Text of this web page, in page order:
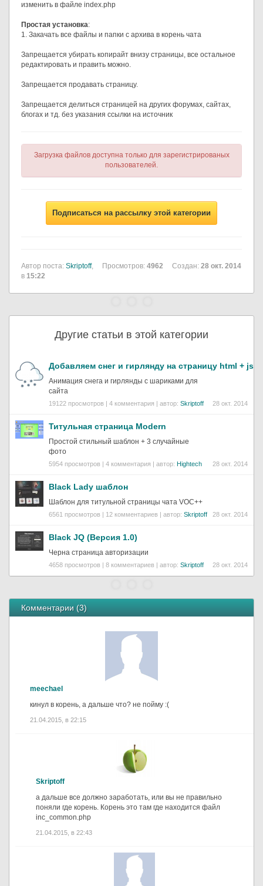
изменить в файле index.php
Простая установка:
1. Закачать все файлы и папки с архива в корень чата
Запрещается убирать копирайт внизу страницы, все остальное
редактировать и править можно.
Запрещается продавать страницу.
Запрещается делиться страницей на других форумах, сайтах,
блогах и тд. без указания ссылки на иcточник
Загрузка файлов доступна только для зарегистрированых
пользователей.
Подписаться на рассылку этой категории
Автор поста: Skriptoff, Просмотров: 4962 Создан: 28 окт. 2014
в 15:22
Другие статьи в этой категории
Добавляем снег и гирлянду на страницу html + js
Анимация снега и гирлянды с шариками для
сайта
19122 просмотров | 4 комментария | автор: Skriptoff 28 окт. 2014
Титульная страница Modern
Простой стильный шаблон + 3 случайные
фото
5954 просмотров | 4 комментария | автор: Hightech 28 окт. 2014
Black Lady шаблон
Шаблон для титульной страницы чата VOC++
6561 просмотров | 12 комментариев | автор: Skriptoff 28 окт. 2014
Black JQ (Версия 1.0)
Черна страница авторизации
4658 просмотров | 8 комментариев | автор: Skriptoff 28 окт. 2014
Комментарии (3)
meechael
кинул в корень, а дальше что? не пойму :(
21.04.2015, в 22:15
Skriptoff
а дальше все должно заработать, или вы не правильно
поняли где корень. Корень это там где находится файл
inc_common.php
21.04.2015, в 22:43